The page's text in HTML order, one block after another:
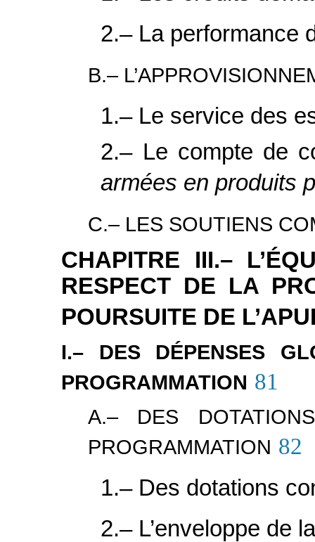
2.– La performance
B.–
1.– Le service des
2.– Le compte de
armées en produits
C.– LES SOUTIENS
CHAPITRE III.–
RESPECT DE LA
POURSUITE DE
I.– DES DÉPENSES
PROGRAMMATION 81
A.– DES
PROGRAMMATION 82
1.– Des dotations
2.– L’enveloppe de